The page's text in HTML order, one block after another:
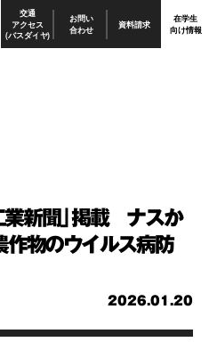
交通
アクセス
(バスダイヤ)
お問い
合わせ 資料請求 在学生
向け情報
業新聞」掲載 ナスか
物のウイルス病防
2026.01.20